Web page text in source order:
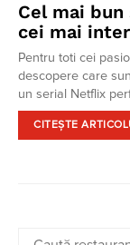
Cel mai
cei mai
Pentru toti cei
descopere care
un serial Netflix
CITEȘTE